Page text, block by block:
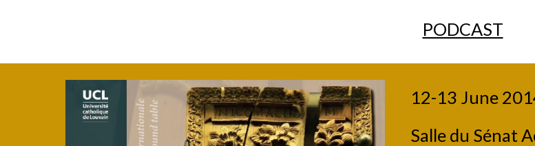
PODCAST
12-13 June
Salle du Sénat